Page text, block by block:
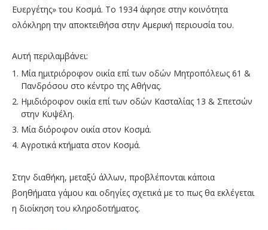
Ευεργέτης» του Κοσμά. Το 1934 άφησε στην κοινότητα
ολόκληρη την αποκτειθήσα στην Αμερική περιουσία του.
Αυτή περιλαμβάνει:
Μία ημιτριόροφον οικία επί των οδών Μητροπόλεως 61 &
Πανδρόσου στο κέντρο της Αθήνας.
Ημιδιόροφον οικία επί των οδών Κασταλίας 13 & Σπετσών
στην Κυψέλη.
Μία διόροφον οικία στον Κοσμά.
Αγροτικά κτήματα στον Κοσμά.
Στην διαθήκη, μεταξύ άλλων, προβλέπονται κάποια
βοηθήματα γάμου και οδηγίες σχετικά με το πως θα εκλέγεται
η διοίκηση του κληροδοτήματος.